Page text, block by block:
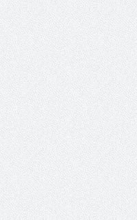
انعقاد ملتقى (الوطن